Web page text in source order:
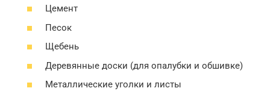
Цемент
Песок
Щебень
Деревянные доски (для опалубки и обшивке)
Металлические уголки и листы